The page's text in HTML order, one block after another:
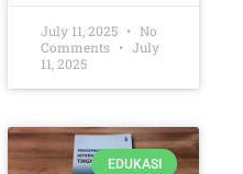
July 11, 2025
No
Comments
July
11, 2025
EDUKASI